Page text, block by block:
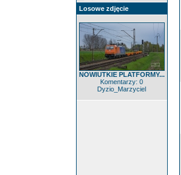
Losowe zdjęcie
NOWIUTKIE PLATFORMY...
Komentarzy: 0
Dyzio_Marzyciel